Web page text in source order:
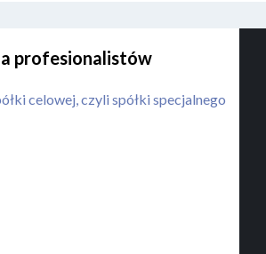
profesionalistów
celowej, czyli spółki specjalnego